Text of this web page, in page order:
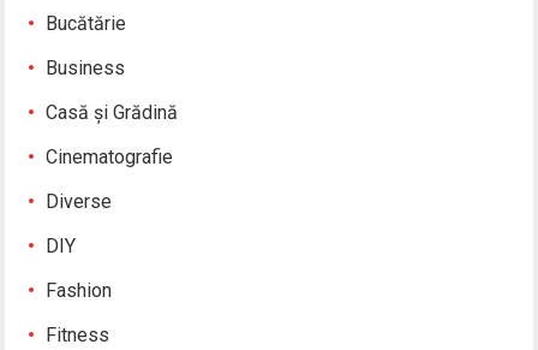
Bucătărie
Business
Casă și Grădină
Cinematografie
Diverse
DIY
Fashion
Fitness